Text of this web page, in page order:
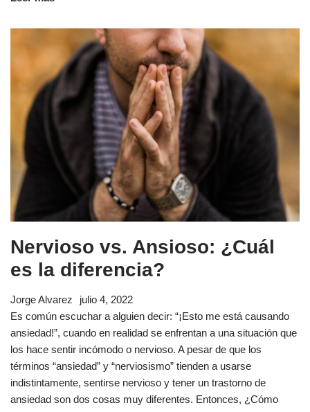
Nervioso vs. Ansioso: ¿Cuál
es la diferencia?
Jorge Alvarez
julio 4, 2022
Es común escuchar a alguien decir: “¡Esto me está causando
ansiedad!”, cuando en realidad se enfrentan a una situación que
los hace sentir incómodo o nervioso. A pesar de que los
términos “ansiedad” y “nerviosismo” tienden a usarse
indistintamente, sentirse nervioso y tener un trastorno de
ansiedad son dos cosas muy diferentes. Entonces, ¿Cómo